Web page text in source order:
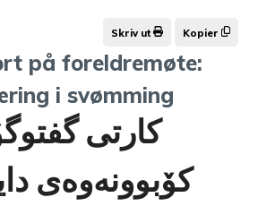
Skriv ut Kopier
på foreldremøte:
i svømming
کارتی
کۆبوونەوەی